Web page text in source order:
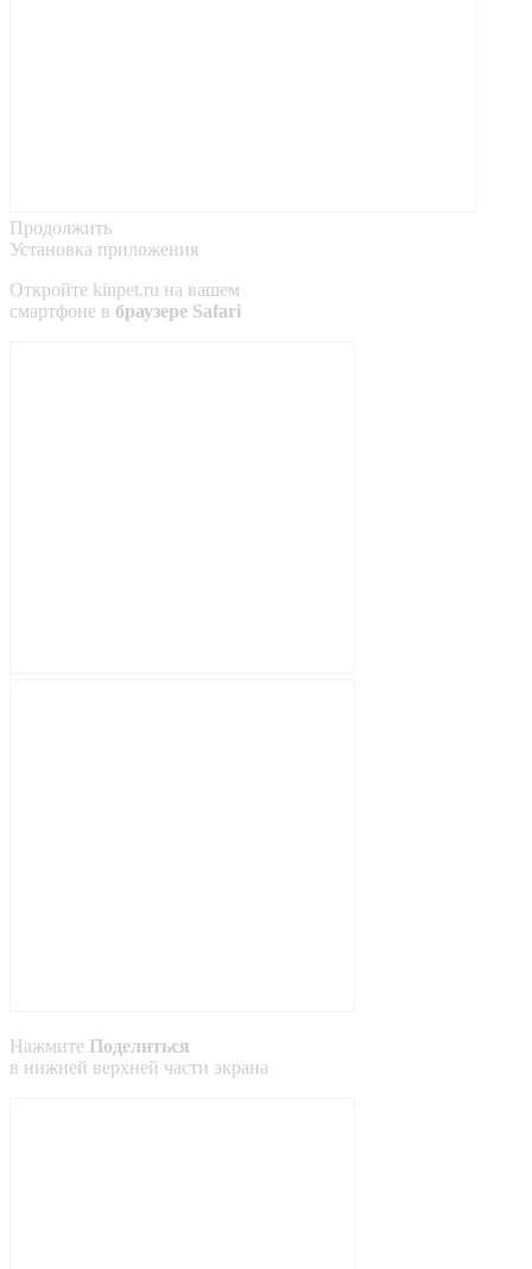
Продолжить
Установка приложения
Откройте kinpet.ru на вашем
смартфоне в браузере Safari
Нажмите Поделиться
в нижней верхней части экрана